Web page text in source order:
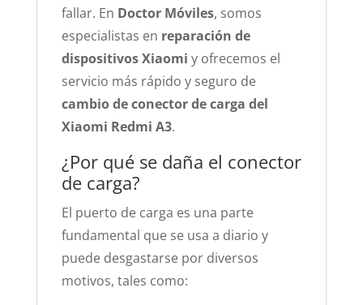
fallar. En Doctor Móviles, somos
especialistas en reparación de
dispositivos Xiaomi y ofrecemos el
servicio más rápido y seguro de
cambio de conector de carga del
Xiaomi Redmi A3.
¿Por qué se daña el conector
de carga?
El puerto de carga es una parte
fundamental que se usa a diario y
puede desgastarse por diversos
motivos, tales como: